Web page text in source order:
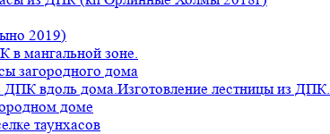
2019)
в мангальной зоне.
загородного дома
вдоль дома.Изготовление лестницы из ДПК.
доме
таунхасов